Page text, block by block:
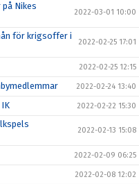
Nikes
2022-03-01 10:00
för krigsoffer i
2022-02-25 17:01
2022-02-25 12:15
2022-02-24 13:40
2022-02-22 15:30
2022-02-13 15:08
2022-02-09 06:25
2022-02-08 12:02